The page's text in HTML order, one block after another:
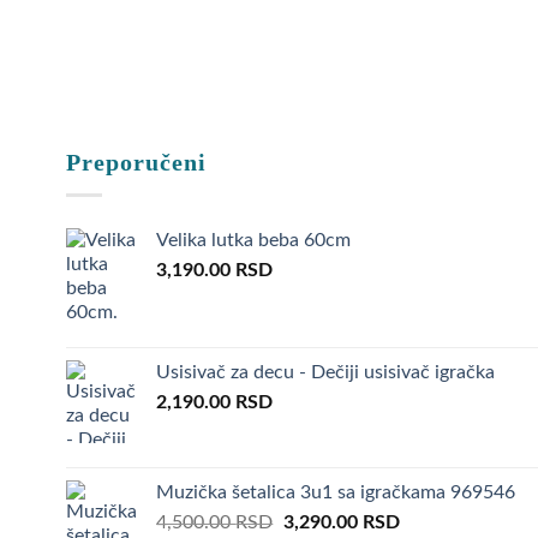
Za uzrast
Pored
Takođe,
Preporučeni
Velika lutka beba 60cm
3,190.00 RSD
Usisivač za decu - Dečiji usisivač igračka
2,190.00 RSD
Muzička šetalica 3u1 sa igračkama 969546
4,500.00RSD Original
3,290.00 RSDCurrent